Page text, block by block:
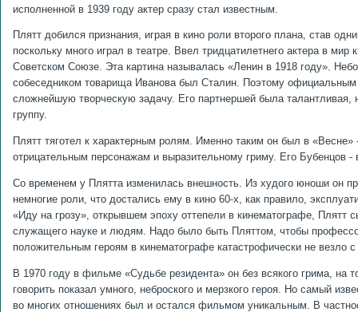
исполненной в 1939 году актер сразу стал известным.
Плятт добился признания, играя в кино роли второго плана, став
поскольку много играл в театре. Ввел тридцатилетнего актера в
Советском Союзе. Эта картина называлась «Ленин в 1918 году».
собеседником товарища Иванова был Сталин. Поэтому
сложнейшую творческую задачу. Его партнершей была
группу.
Плятт тяготел к характерным ролям. Именно таким он был в «Весне»
отрицательным персонажам и выразительному гриму. Его Бубенцов
Со временем у Плятта изменилась внешность. Из худого юноши он
немногие роли, что достались ему в кино 60-х, как правило,
«Иду на грозу», открывшем эпоху оттепели в кинематографе, Плятт
служащего науке и людям. Надо было быть Пляттом, чтобы
положительным героям в кинематографе катастрофически не везло
В 1970 году в фильме «Судьбе резидента» он без всякого грима, на
говорить показал умного, неброского и мерзкого героя. Но самый
во многих отношениях был и остался фильмом уникальным. В